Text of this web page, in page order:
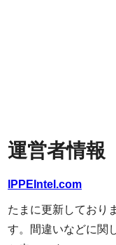
運営者情報
IPPEIntel.com
たまに更新しており
す。間違いなどに関